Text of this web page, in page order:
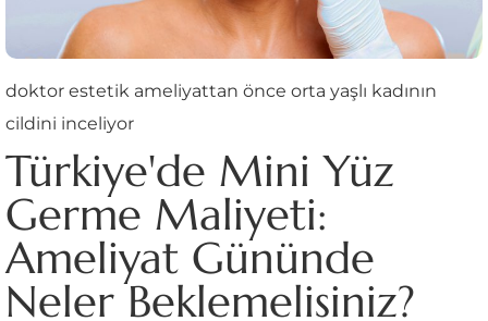
doktor estetik ameliyattan önce orta yaşlı kadının
cildini inceliyor
Türkiye'de Mini Yüz
Germe Maliyeti:
Ameliyat Gününde
Neler Beklemelisiniz?